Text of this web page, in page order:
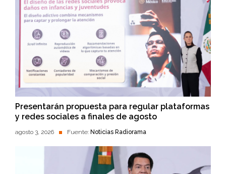
Presentarán propuesta para regular plataformas
y redes sociales a finales de agosto
agosto 3, 2026 Fuente: Noticias Radiorama